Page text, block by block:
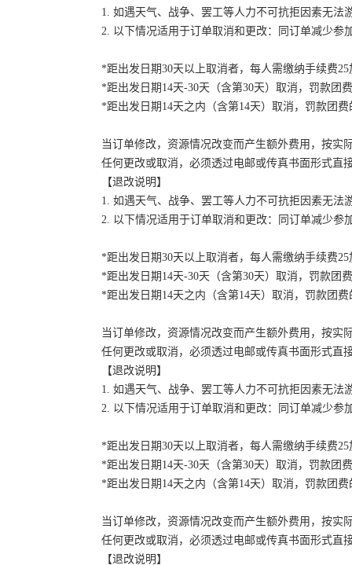
1. 如遇天气、战争、罢工等人力不可抗拒因素无
2. 以下情况适用于订单取消和更改：同订单减少
*距出发日期30天以上取消者，每人需缴纳手续费
*距出发日期14天-30天（含第30天）取消，罚款团
*距出发日期14天之内（含第14天）取消，罚款团费
当订单修改，资源情况改变而产生额外费用，按实
任何更改或取消，必须透过电邮或传真书面形式直
【退改说明】
1. 如遇天气、战争、罢工等人力不可抗拒因素无
2. 以下情况适用于订单取消和更改：同订单减少
*距出发日期30天以上取消者，每人需缴纳手续费
*距出发日期14天-30天（含第30天）取消，罚款团
*距出发日期14天之内（含第14天）取消，罚款团费
当订单修改，资源情况改变而产生额外费用，按实
任何更改或取消，必须透过电邮或传真书面形式直
【退改说明】
1. 如遇天气、战争、罢工等人力不可抗拒因素无
2. 以下情况适用于订单取消和更改：同订单减少
*距出发日期30天以上取消者，每人需缴纳手续费
*距出发日期14天-30天（含第30天）取消，罚款团
*距出发日期14天之内（含第14天）取消，罚款团费
当订单修改，资源情况改变而产生额外费用，按实
任何更改或取消，必须透过电邮或传真书面形式直
【退改说明】